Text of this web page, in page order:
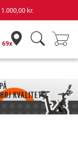
1.000,00 kr.
69x